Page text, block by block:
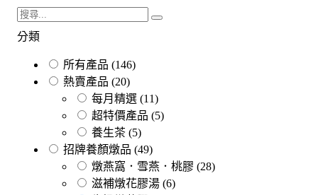
分類
所有產品 (146)
熱賣產品 (20)
每月精選 (11)
超特價產品 (5)
養生茶 (5)
招牌養顏燉品 (49)
燉燕窩．雪燕．桃膠 (28)
滋補燉花膠湯 (6)